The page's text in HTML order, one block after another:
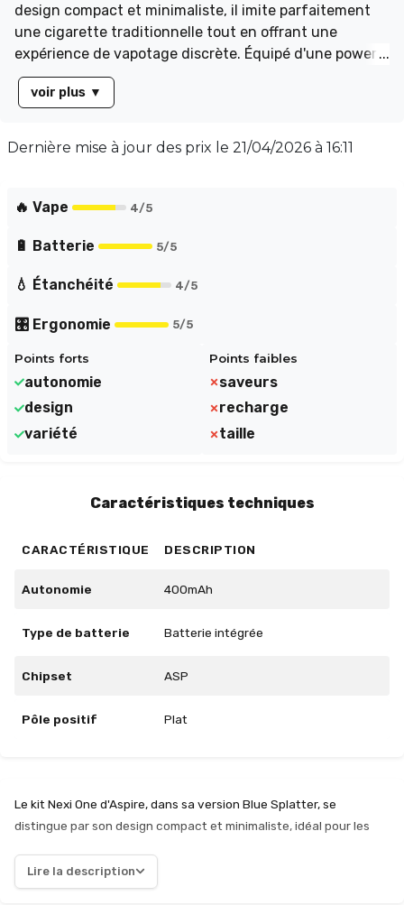
design compact et minimaliste, il imite parfaitement
une cigarette traditionnelle tout en offrant une
expérience de vapotage discrète. Équipé d'une power
bank de 400mAh et d'une batterie intégrée de 60mAh,
le Nexi One assure une autonomie prolongée, vous
Profitez d'un tirage MTL automatique qui reproduit les
de la fraise au tabac blond.
voir plus ▼
Dernière mise à jour des prix le 21/04/2026 à 16:11
🔥 Vape 4/5
🔋 Batterie 5/5
💧 Étanchéité 4/5
🎛️ Ergonomie 5/5
Points forts
autonomie
design
variété
Points faibles
saveurs
recharge
taille
Caractéristiques techniques
CARACTÉRISTIQUE DESCRIPTION
Autonomie 400mAh
Type de batterie Batterie intégrée
Chipset ASP
Pôle positif Plat
Le kit Nexi One d'Aspire, dans sa version Blue Splatter, se
distingue par son design compact et minimaliste, idéal pour les
traditionnelle. Sa conception ergonomique permet une prise en
main agréable, tout en offrant une expérience de vapotage
Lire la description